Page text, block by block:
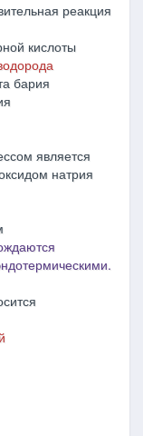
реакция
кислоты
бария
является
натрия